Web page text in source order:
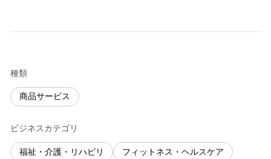
種類
商品サービス
ビジネスカテゴリ
福祉・介護・リハビリ フィットネス・ヘルスケア